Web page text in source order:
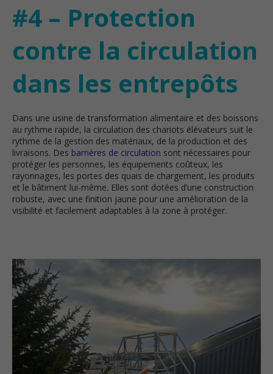
#4 – Protection
contre la circulation
dans les entrepôts
Dans une usine de transformation alimentaire et des boissons
au rythme rapide, la circulation des chariots élévateurs suit le
rythme de la gestion des matériaux, de la production et des
livraisons. Des barrières de circulation sont nécessaires pour
protéger les personnes, les équipements coûteux, les
rayonnages, les portes des quais de chargement, les produits
et le bâtiment lui-même. Elles sont dotées d’une construction
robuste, avec une finition jaune pour une amélioration de la
visibilité et facilement adaptables à la zone à protéger.